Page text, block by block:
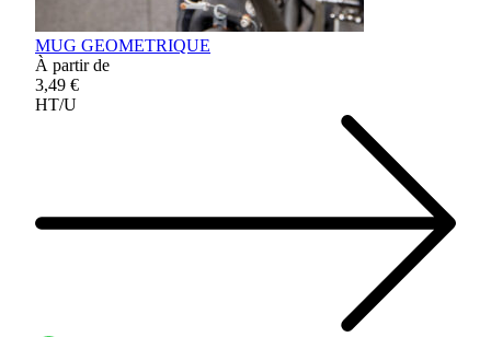
MUG GEOMETRIQUE
À partir de
3,49 €
HT/U